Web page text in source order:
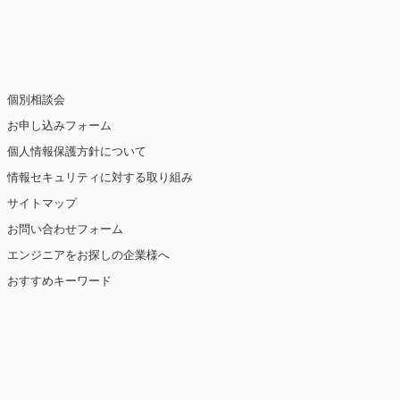
覧情報などをもとにユーザーの興味・関
用しています（ただし、個人を特定・識
講じます。
個別相談会
お申し込みフォーム
個人情報保護方針について
情報セキュリティに対する取り組み
サイトマップ
お問い合わせフォーム
エンジニアをお探しの企業様へ
おすすめキーワード